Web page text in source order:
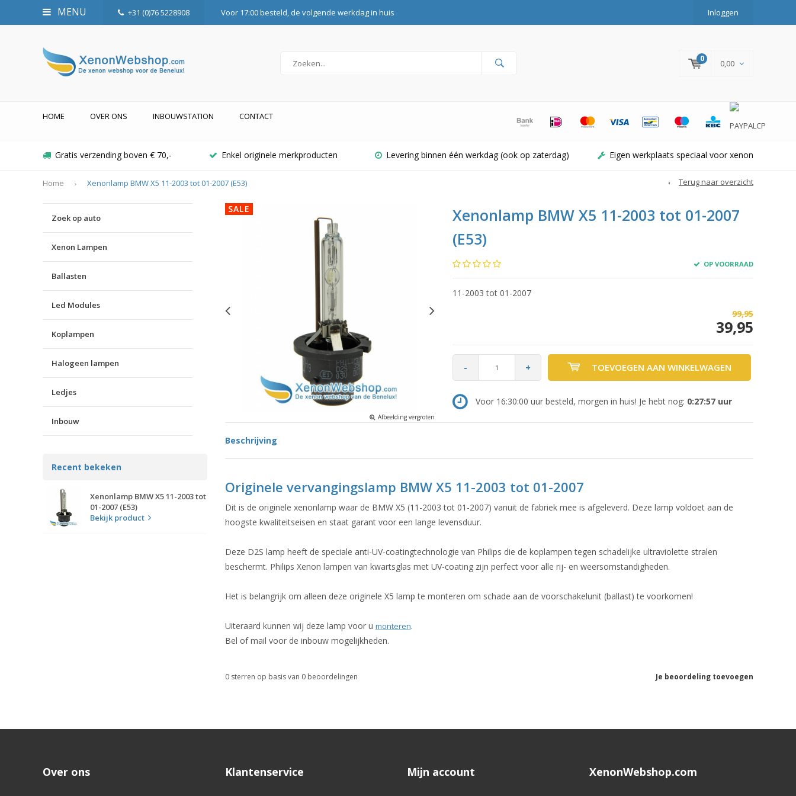
MENU +31 (0)76 5228908 Voor 17:00 besteld, de volgende werkdag in huis Inloggen
0 0,00
HOME OVER ONS INBOUWSTATION CONTACT
Gratis verzending boven € 70,- Enkel originele merkproducten Levering binnen één werkdag (ook op zaterdag) Eigen werkplaats speciaal voor xenon
Home Xenonlamp BMW X5 11-2003 tot 01-2007 (E53) Terug naar overzicht
Zoek op auto
Xenon Lampen
Ballasten
Led Modules
Koplampen
Halogeen lampen
Ledjes
Inbouw
Recent bekeken
Xenonlamp BMW X5 11-2003 tot
01-2007 (E53)
Bekijk product
SALE
Afbeelding vergroten
Xenonlamp BMW X5 11-2003 tot 01-2007
(E53)
OP VOORRAAD
11-2003 tot 01-2007
99,95
39,95
- + TOEVOEGEN AAN WINKELWAGEN
Voor 16:30:00 uur besteld, morgen in huis! Je hebt nog: 0:27:57uur
Beschrijving
Originele vervangingslamp BMW X5 11-2003 tot 01-2007
Dit is de originele xenonlamp waar de BMW X5 (11-2003 tot 01-2007) vanuit de fabriek mee is afgeleverd. Deze lamp voldoet aan de
hoogste kwaliteitseisen en staat garant voor een lange levensduur.
Deze D2S lamp heeft de speciale anti-UV-coatingtechnologie van Philips die de koplampen tegen schadelijke ultraviolette stralen
beschermt. Philips Xenon lampen van kwartsglas met UV-coating zijn perfect voor alle rij- en weersomstandigheden.
Het is belangrijk om alleen deze originele X5 lamp te monteren om schade aan de voorschakelunit (ballast) te voorkomen!
Uiteraard kunnen wij deze lamp voor u monteren.
Bel of mail voor de inbouw mogelijkheden.
Je beoordeling toevoegen
0sterren op basis van 0beoordelingen
Over ons Klantenservice Mijn account XenonWebshop.com